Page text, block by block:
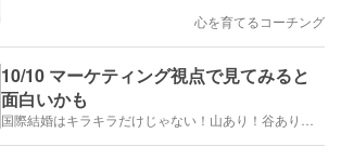
心を育てるコーチング
10/10 マーケティング視点で見てみると
面白いかも
国際結婚はキラキラだけじゃない！山あり！谷あり！闇もある！？